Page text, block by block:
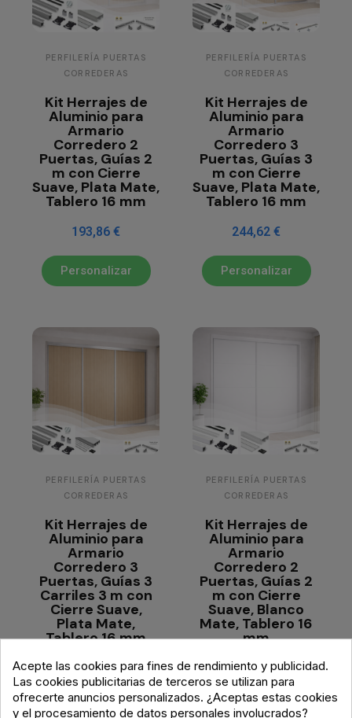
PERFILERÍA PUERTAS
CORREDERAS
Kit Herrajes de
Aluminio para
Armario
Corredero 2
Puertas, Guías 2
m con Cierre
Suave, Plata Mate,
Tablero 16 mm
193,86 €
Personalizar
PERFILERÍA PUERTAS
CORREDERAS
Kit Herrajes de
Aluminio para
Armario
Corredero 3
Puertas, Guías 3
m con Cierre
Suave, Plata Mate,
Tablero 16 mm
244,62 €
Personalizar
PERFILERÍA PUERTAS
CORREDERAS
Kit Herrajes de
Aluminio para
Armario
Corredero 3
Puertas, Guías 3
Carriles 3 m con
Cierre Suave,
Plata Mate,
Tablero 16 mm
322,59 €
Personalizar
PERFILERÍA PUERTAS
CORREDERAS
Kit Herrajes de
Aluminio para
Armario
Corredero 2
Puertas, Guías 2
m con Cierre
Suave, Blanco
Mate, Tablero 16
mm
210,88 €
Personalizar
Acepte las cookies para fines de rendimiento y publicidad.
Las cookies publicitarias de terceros se utilizan para
ofrecerte anuncios personalizados. ¿Aceptas estas cookies
y el procesamiento de datos personales involucrados?